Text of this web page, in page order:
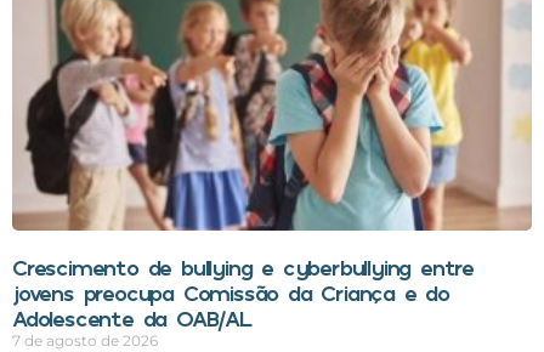
Crescimento de bullying e cyberbullying entre
jovens preocupa Comissão da Criança e do
Adolescente da OAB/AL
7 de agosto de 2026